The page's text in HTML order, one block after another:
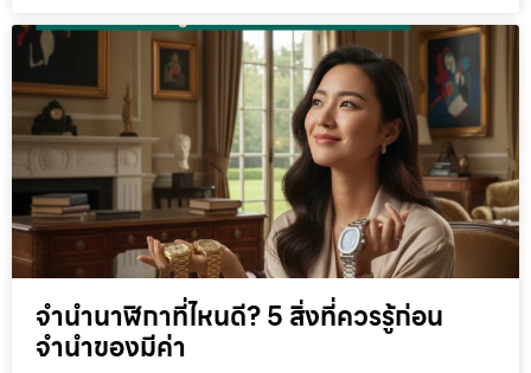
จำนำนาฬิกาที่ไหนดี? 5 สิ่งที่ควรรู้ก่อน
จำนำของมีค่า